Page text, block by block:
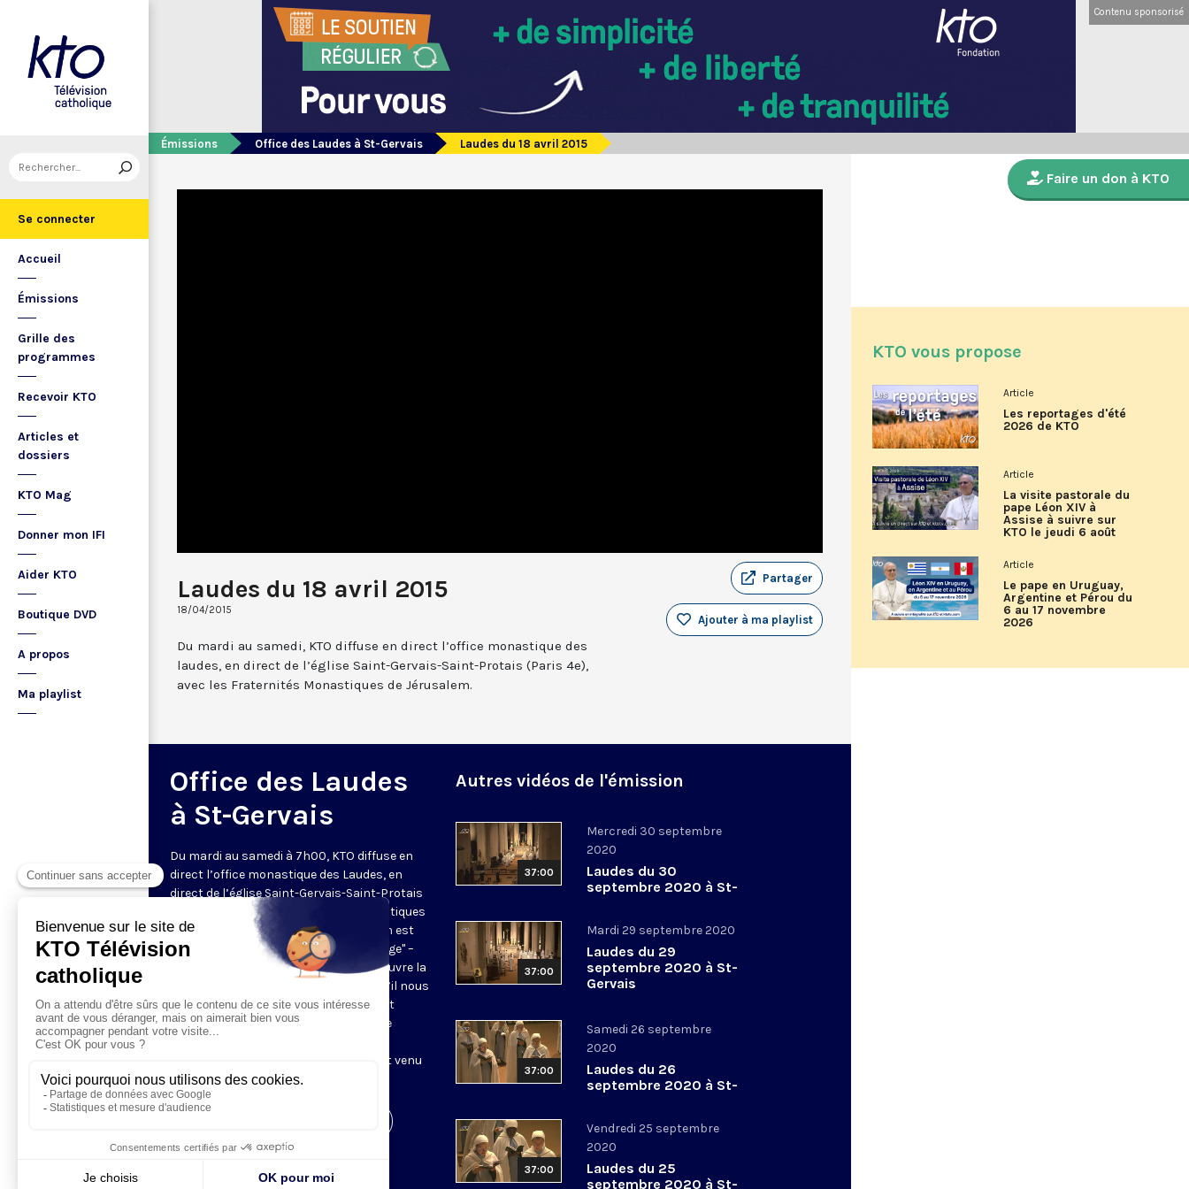
Se connecter
Accueil
Émissions
Grille des
programmes
Recevoir KTO
Articles et
dossiers
KTO Mag
Donner mon IFI
Aider KTO
Boutique DVD
A propos
Ma playlist
Contenu sponsorisé
Émissions Office des Laudes à St-Gervais Laudes du 18 avril 2015
Laudes du 18 avril 2015
18/04/2015
Partager
Ajouter à ma playlist
Du mardi au samedi, KTO diffuse en direct l’office monastique des
laudes, en direct de l’église Saint-Gervais-Saint-Protais (Paris 4e),
avec les Fraternités Monastiques de Jérusalem.
Office des Laudes
à St-Gervais
Du mardi au samedi à 7h00, KTO diffuse en
direct l’office monastique des Laudes, en
direct de l’église Saint-Gervais-Saint-Protais
(Paris IVe), avec les Fraternités Monastiques
de Jérusalem. Les Laudes – dont le nom est
dérivé du terme latin qui signifie "louange" –
sont d’abord la prière de louange qui ouvre la
journée pour remercier Dieu du don qu’il nous
fait de ce jour nouveau, et le placer tout
entier sous son regard. Mais son heure
Résurrection du Seigneur, "soleil levant venu
nous visiter" (Lc 1,28).
Autres vidéos de l'émission
37:00
Mercredi 30 septembre
2020
Laudes du 30
septembre 2020 à St-
37:00
Mardi 29 septembre 2020
Laudes du 29
septembre 2020 à St-
Gervais
37:00
Samedi 26 septembre
2020
Laudes du 26
septembre 2020 à St-
37:00
Vendredi 25 septembre
2020
Laudes du 25
septembre 2020 à St-
Faire un don à KTO
KTO vous propose
Article
Les reportages d'été
2026 de KTO
Article
La visite pastorale du
pape Léon XIV à
Assise à suivre sur
KTO le jeudi 6 août
Article
Le pape en Uruguay,
Argentine et Pérou du
6 au 17 novembre
2026